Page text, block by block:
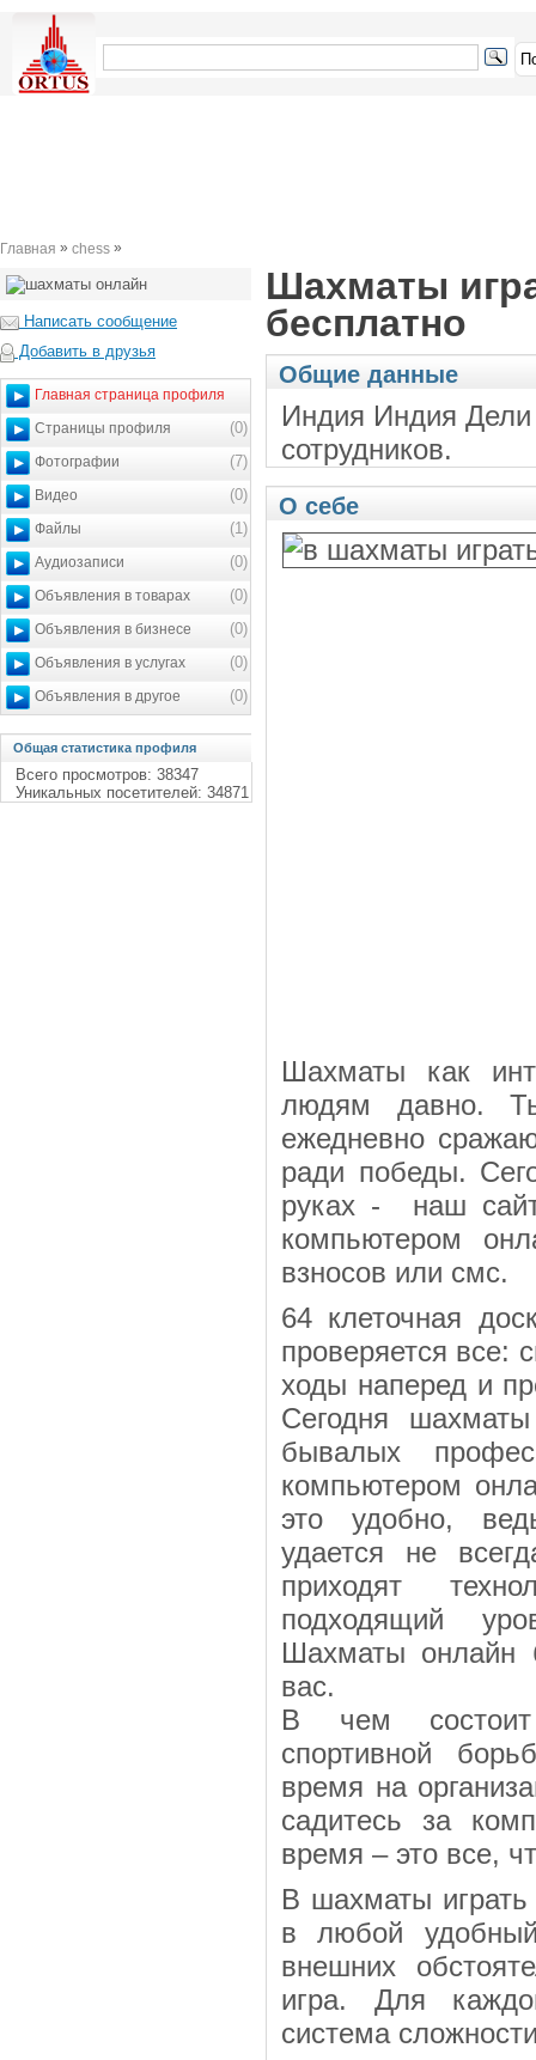
Главная » chess »
Написать сообщение
Добавить в друзья
Главная страница профиля
(0)
Страницы профиля
(7)
Фотографии
(0)
Видео
(1)
Файлы
(0)
Аудиозаписи
(0)
Объявления в товарах
(0)
Объявления в бизнесе
(0)
Объявления в услугах
(0)
Объявления в другое
Общая статистика профиля
Всего просмотров: 38347
Уникальных посетителей: 34871
Шахматы
бесплатно
Общие данные
Индия Индия Дели
сотрудников.
О себе
Шахматы как
людям давно.
ежедневно
ради победы.
руках - наш
компьютером
взносов или
64 клеточная
проверяется все:
ходы наперед и
Сегодня
бывалых
компьютером
это удобно,
удается не
приходят
подходящий
Шахматы онлайн
вас.
В чем состоит
спортивной
время на
садитесь за
время – это все,
В шахматы
в любой
внешних
игра. Для
система